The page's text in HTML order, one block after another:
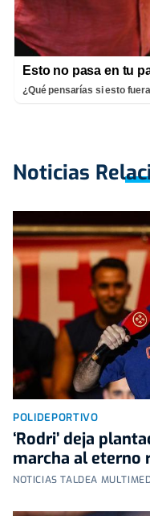
Esto no pasa en tu
¿Qué pensarías si esto
Noticias
POLIDEPORTIVO
‘Rodri’ deja
marcha al eterno
NOTICIAS TALDEA